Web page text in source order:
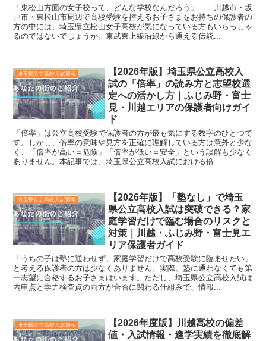
「東松山方面の女子校って、どんな学校なんだろう」——川越市・坂
戸市・東松山市周辺で高校受験を控えるお子さまをお持ちの保護者の
方の中には、埼玉県立松山女子高校が気になっている方もいらっしゃ
るのではないでしょうか。東武東上線沿線から通える伝統...
埼玉県公立高校入試情報
【2026年版】埼玉県公立高校入
試の「倍率」の読み方と志望校選
定への活かし方｜ふじみ野・富士
見・川越エリアの保護者向けガイ
ド
「倍率」は公立高校受験で保護者の方が最も気にする数字のひとつで
す。しかし、倍率の意味や見方を正確に理解している方は意外と少な
く、「倍率が高い＝危険」「倍率が低い＝安全」という誤解も少なく
ありません。本記事では、埼玉県公立高校入試における倍...
埼玉県公立高校入試情報
【2026年版】「塾なし」で埼玉
県公立高校入試は突破できる？家
庭学習だけで臨む場合のリスクと
対策｜川越・ふじみ野・富士見エ
リア保護者ガイド
「うちの子は塾に通わせず、家庭学習だけで高校受験に臨ませたい」
と考える保護者の方は少なくありません。実際、塾に通わなくても第
一志望に合格するお子さまはいます。ただし、埼玉県公立高校入試は
内申点と学力検査点の両方が合否に関わる仕組みで、情報...
埼玉県公立高校入試情報
【2026年度版】川越高校の偏差
値・入試情報・進学実績を徹底解